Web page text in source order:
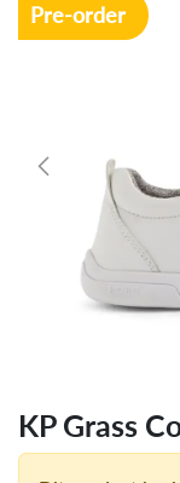
Pre-order
KP Grass